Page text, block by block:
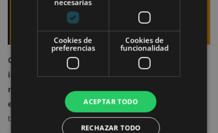
servicios de música en streaming: ¿Spotify,
Apple o YouTube Music?
Con tu cuenta de corrreo profesional puedes
instalar los plugins de seguridad apropiados y
mantener la seguridad de tu sistema de correo
electrónico como desees, ya que tienes el control
total del mismo.
necesarias
Cookies de
preferencias
Cookies de
funcionalidad
ACEPTAR TODO
RECHAZAR TODO